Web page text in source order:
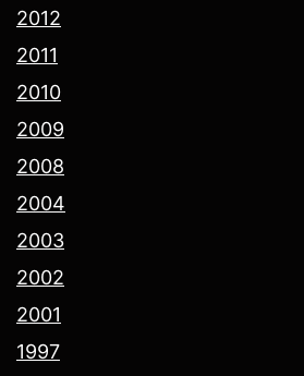
2012
2011
2010
2009
2008
2004
2003
2002
2001
1997